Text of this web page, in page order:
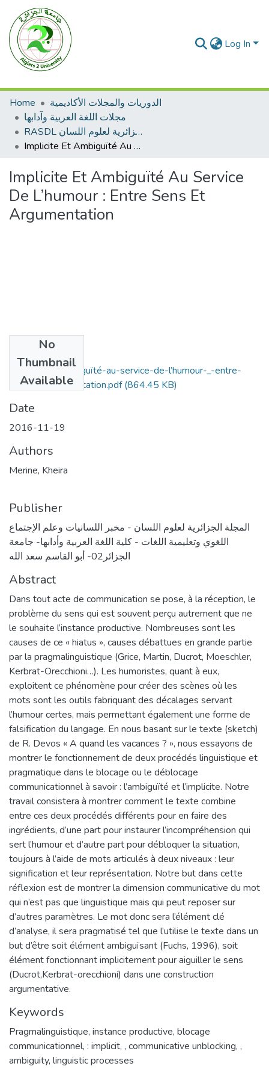
Log In
Home
الدوريات والمجلات الأكاديمية
مجلات اللغة العربية وآدابها
RASDL المجلة الجزائرية لعلوم اللسان
Implicite Et Ambiguïté Au Service De L’humour : Entre Sens Et Argumentation
Implicite Et Ambiguïté Au Service
De L’humour : Entre Sens Et
Argumentation
No
Thumbnail
Available
implicite-et-ambiguïté-au-service-de-l’humour-_-entre-
sens-et-argumentation.pdf(864.45 KB)
Date
2016-11-19
Authors
Merine, Kheira
Publisher
المجلة الجزائرية لعلوم اللسان - مخبر اللسانيات وعلم الإجتماع
اللغوي وتعليمية اللغات - كلية اللغة العربية وأدابها- جامعة
الجزائر02- أبو القاسم سعد الله
Abstract
Dans tout acte de communication se pose, à la réception, le
problème du sens qui est souvent perçu autrement que ne
le souhaite l’instance productive. Nombreuses sont les
causes de ce « hiatus », causes débattues en grande partie
par la pragmalinguistique (Grice, Martin, Ducrot, Moeschler,
Kerbrat-Orecchioni…). Les humoristes, quant à eux,
exploitent ce phénomène pour créer des scènes où les
mots sont les outils fabriquant des décalages servant
l’humour certes, mais permettant également une forme de
falsification du langage. En nous basant sur le texte (sketch)
de R. Devos « A quand les vacances ? », nous essayons de
montrer le fonctionnement de deux procédés linguistique et
pragmatique dans le blocage ou le déblocage
communicationnel à savoir : l’ambiguïté et l’implicite. Notre
travail consistera à montrer comment le texte combine
entre ces deux procédés différents pour en faire des
ingrédients, d’une part pour instaurer l’incompréhension qui
sert l’humour et d’autre part pour débloquer la situation,
toujours à l’aide de mots articulés à deux niveaux : leur
signification et leur représentation. Notre but dans cette
réflexion est de montrer la dimension communicative du mot
qui n’est pas que linguistique mais qui peut reposer sur
d’autres paramètres. Le mot donc sera l’élément clé
d’analyse, il sera pragmatisé tel que l’utilise le texte dans un
but d’être soit élément ambiguïsant (Fuchs, 1996), soit
élément fonctionnant implicitement pour aiguiller le sens
(Ducrot,Kerbrat-orecchioni) dans une construction
argumentative.
Keywords
Pragmalinguistique, instance productive, blocage
communicationnel, : implicit, , communicative unblocking, ,
ambiguity, linguistic processes